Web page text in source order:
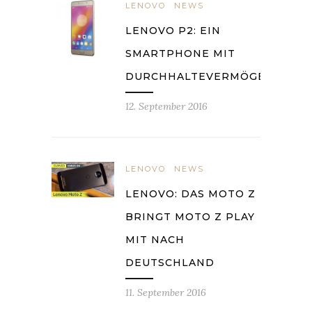
LENOVO NEWS
LENOVO P2: EIN
SMARTPHONE MIT
DURCHHALTEVERMÖGEN
12. September 2016
LENOVO NEWS
LENOVO: DAS MOTO Z
BRINGT MOTO Z PLAY
MIT NACH
DEUTSCHLAND
11. September 2016